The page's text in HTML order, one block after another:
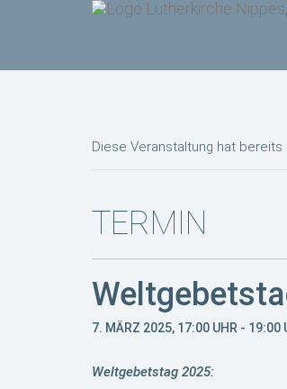
Diese Veranstaltung hat
TERMIN
7. MÄRZ 2025, 17:00 UHR - 19:00
Weltgebetstag 2025: